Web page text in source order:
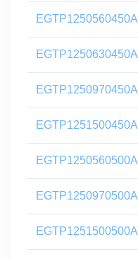
EGTP1250560450A
EGTP1250630450A
EGTP1250970450A
EGTP1251500450A
EGTP1250560500A
EGTP1250970500A
EGTP1251500500A